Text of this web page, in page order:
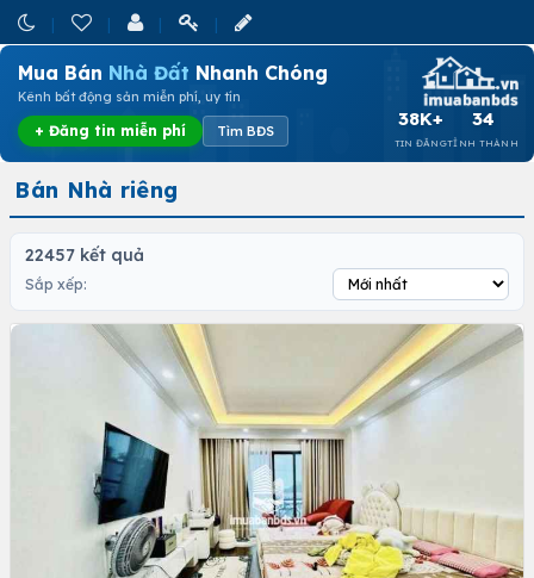
Mua Bán Nhà Đất Nhanh Chóng
Kênh bất động sản miễn phí, uy tín
+ Đăng tin miễn phí Tìm BĐS
38K+
TIN ĐĂNG
34
TỈNH THÀNH
Bán Nhà riêng
22457 kết quả
Sắp xếp: